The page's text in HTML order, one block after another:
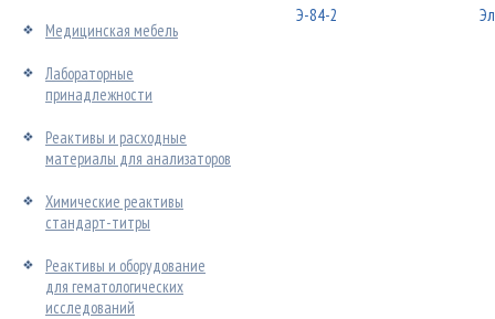
Медицинская мебель
Лабораторные
принадлежности
Реактивы и расходные
материалы для анализаторов
Химические реактивы
стандарт-титры
Реактивы и оборудование
для гематологических
исследований
Э-84-2